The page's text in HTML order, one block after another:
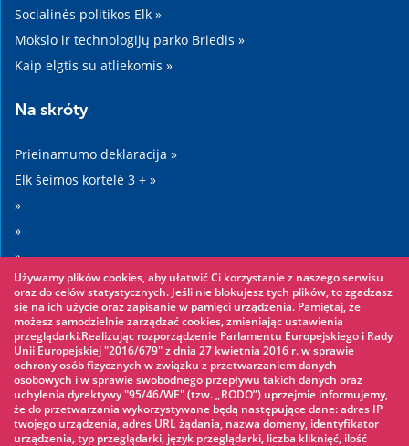
Socialinės politikos Elk »
Mokslo ir technologijų parko Briedis »
Kaip elgtis su atliekomis »
Na skróty
Prieinamumo deklaracija »
Elk šeimos kortelė 3 + »
»
»
»
»
Warto zobaczyć
Virvių parkas »
Vandens parkas »
Ledo čiuožykla »
Używamy plików cookies, aby ułatwić Ci korzystanie z naszego serwisu
oraz do celów statystycznych. Jeśli nie blokujesz tych plików, to zgadzasz
się na ich użycie oraz zapisanie w pamięci urządzenia. Pamiętaj, że
możesz samodzielnie zarządzać cookies, zmieniając ustawienia
przeglądarki.Realizując rozporządzenie Parlamentu Europejskiego i Rady
Unii Europejskiej "2016/679" z dnia 27 kwietnia 2016 r. w sprawie
ochrony osób fizycznych w związku z przetwarzaniem danych
osobowych i w sprawie swobodnego przepływu takich danych oraz
uchylenia dyrektywy "95/46/WE" (tzw. „RODO”) uprzejmie informujemy,
że do przetwarzania wykorzystywane będą następujące dane: adres IP
twojego urządzenia, adres URL żądania, nazwa domeny, identyfikator
urządzenia, typ przeglądarki, język przeglądarki, liczba kliknięć, ilość